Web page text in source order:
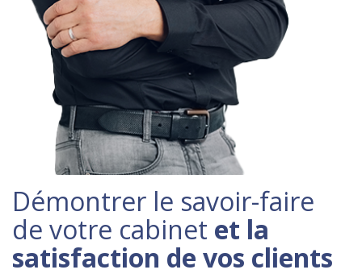
Démontrer le savoir-faire
de votre cabinet et la
satisfaction de vos clients